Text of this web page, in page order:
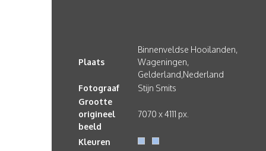
Plaats
Binnenveldse Hooilanden,
Wageningen,
Gelderland,Nederland
Fotograaf
Stijn Smits
Grootte
origineel
beeld
7070 x 4111 px.
Kleuren